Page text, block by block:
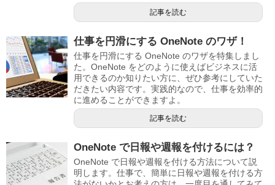
記事を読む
仕事を円滑にする OneNote のワザ！
仕事を円滑にする OneNote のワザを特集しまし
た。OneNote をどのように使えばビジネスに活
用できるのか知りたい方に、ぜひ参考にしていた
だきたい内容です。実践的なので、仕事を効率的
に進めることができますよ。
記事を読む
OneNote で日報や週報を付けるには？
OneNote で日報や週報を付ける方法について説
明します。仕事で、簡単に日報や週報を付ける方